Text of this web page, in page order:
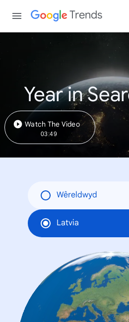
Trends
Year in
Watch The Video
03:49
Wêreldwyd
Latvia